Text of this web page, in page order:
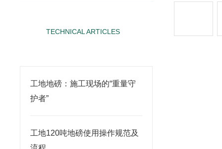
TECHNICAL ARTICLES
工地地磅：施工现场的“重量守
护者”
工地120吨地磅使用操作规范及